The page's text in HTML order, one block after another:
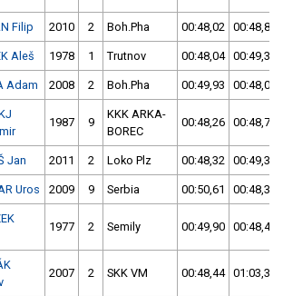
Filip 2010 2 Boh.Pha 00:48,02 00:48,85
Aleš 1978 1 Trutnov 00:48,04 00:49,34
Adam 2008 2 Boh.Pha 00:49,93 00:48,04
1987 9
KKK ARKA-
BOREC
00:48,26 00:48,79
Jan 2011 2 Loko Plz 00:48,32 00:49,33
Uros 2009 9 Serbia 00:50,61 00:48,36
1977 2 Semily 00:49,90 00:48,42
2007 2 SKK VM 00:48,44 01:03,36